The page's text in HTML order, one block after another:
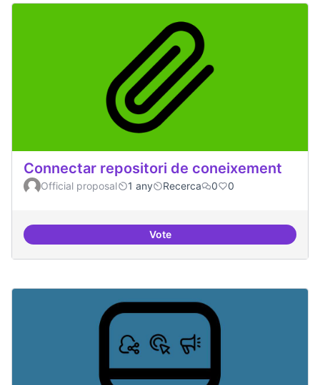
Connectar repositori de coneixement
Official proposal 1 any Recerca 0 0
VoteConnectar repositori de